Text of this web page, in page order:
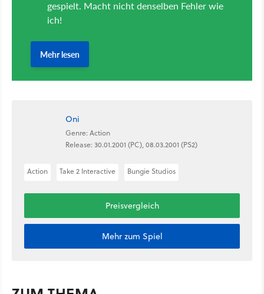
Oni
Genre: Action
Release: 30.01.2001 (PC), 08.03.2001 (PS2)
Action Take 2 Interactive Bungie Studios
Preisvergleich
Mehr zum Spiel